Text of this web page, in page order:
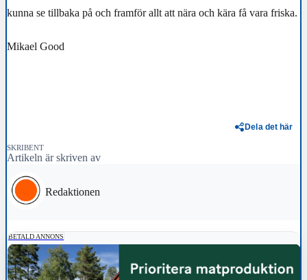
kunna se tillbaka på och framför allt att nära och kära få vara friska.
Mikael Good
Dela det här
SKRIBENT
Artikeln är skriven av
Redaktionen
BETALD ANNONS